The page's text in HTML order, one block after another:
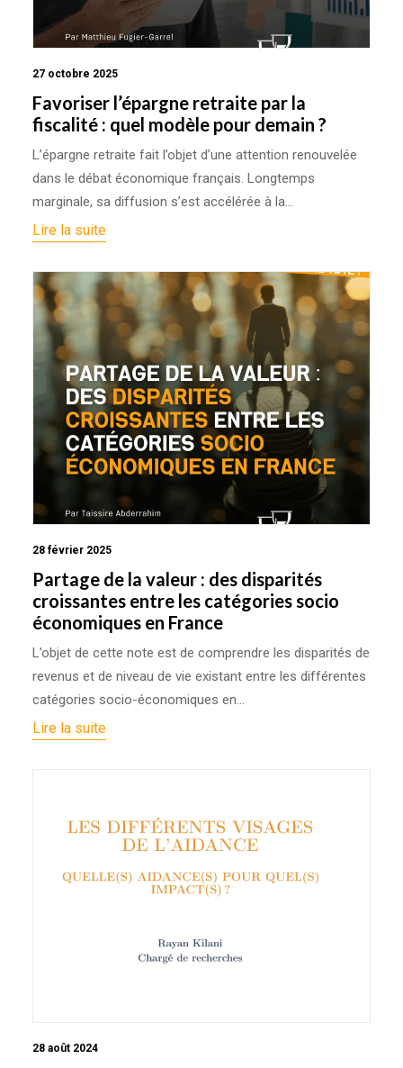
27 octobre 2025
Favoriser l’épargne retraite par la
fiscalité : quel modèle pour demain ?
L’épargne retraite fait l’objet d’une attention renouvelée
dans le débat économique français. Longtemps
marginale, sa diffusion s’est accélérée à la…
Lire la suite
28 février 2025
Partage de la valeur : des disparités
croissantes entre les catégories socio
économiques en France
L’objet de cette note est de comprendre les disparités de
revenus et de niveau de vie existant entre les différentes
catégories socio-économiques en…
Lire la suite
28 août 2024